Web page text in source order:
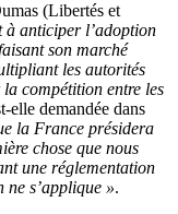
(Libertés et
à anticiper l’adoption
son marché
les autorités
compétition entre les
elle demandée dans
la France présidera
chose que nous
une réglementation
ne s’applique ».